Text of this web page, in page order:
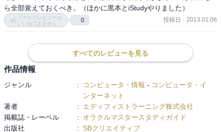
ら全部覚えておくべき。（ほかに黒本とiStudyやりました）
ブクログレビューは
いいねできません
0 投稿日 : 2013.01.06
すべてのレビューを見る
作品情報
ジャンル : コンピュータ・情報 - コンピュータ・イ
ンターネット
著者
:
エディフィストラーニング株式会社
掲載誌・レーベル
:
オラクルマスタースタディガイド
出版社
:
SBクリエイティブ